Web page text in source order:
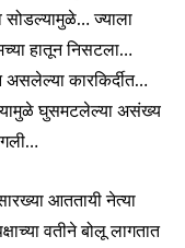
सोडल्यामुळे… ज्याला
हातून निसटला…
असलेल्या कारकिर्दीत…
घुसमटलेल्या असंख्य
आततायी नेत्या
वतीने बोलू लागतात